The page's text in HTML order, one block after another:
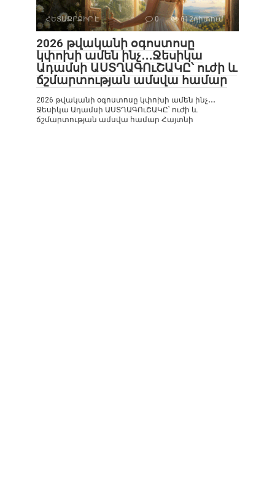
ՀԵՏԱՔՐՔԻՐ Է 0 612դիտում
2026 թվականի օգոստոսը
կփոխի ամեն ինչ․․․Ջեսիկա
Ադամսի ԱՍՏՂԱԳՈւՇԱԿԸ՝ ուժի և
ճշմարտության ամսվա համար
2026 թվականի օգոստոսը կփոխի ամեն ինչ․․․
Ջեսիկա Ադամսի ԱՍՏՂԱԳՈւՇԱԿԸ՝ ուժի և
ճշմարտության ամսվա համար Հայտնի